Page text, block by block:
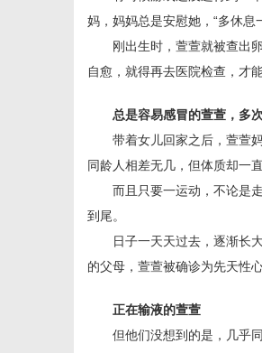
妈，妈妈总是安慰她，“多休息
刚出生时，萱萱就被查出
自愈，就得再去医院检查，才
总是容易感冒的萱萱，多
带着女儿回家之后，萱萱
同龄人相差无几，但体质却一
而且只要一运动，不论是
到尾。
日子一天天过去，逐渐长
的父母，萱萱被确诊为先天性
正在输液的萱萱
但他们没想到的是，几乎